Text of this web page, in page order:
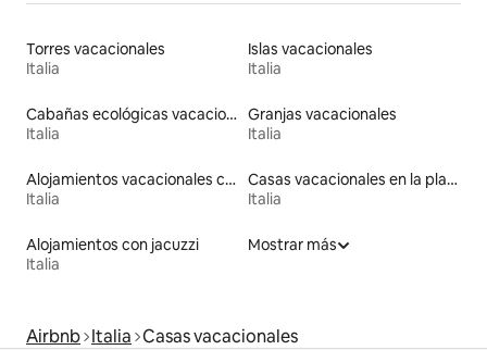
Torres vacacionales
Italia
Islas vacacionales
Italia
Cabañas ecológicas vacacionales
Italia
Granjas vacacionales
Italia
Alojamientos vacacionales con entrada y salida de pistas de esquí
Italia
Casas vacacionales en la playa
Italia
Alojamientos con jacuzzi
Italia
Mostrar más
Airbnb Italia Casas vacacionales